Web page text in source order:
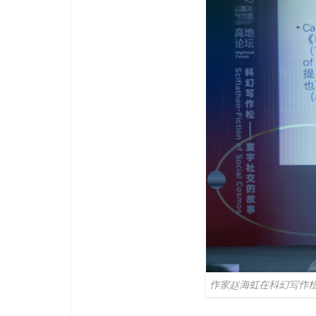
作家赵海虹在科幻写作